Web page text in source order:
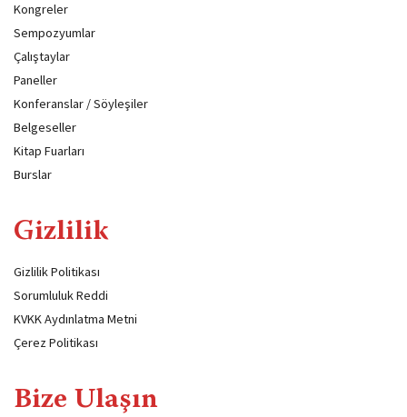
Kongreler
Sempozyumlar
Çalıştaylar
Paneller
Konferanslar / Söyleşiler
Belgeseller
Kitap Fuarları
Burslar
Gizlilik
Gizlilik Politikası
Sorumluluk Reddi
KVKK Aydınlatma Metni
Çerez Politikası
Bize Ulaşın